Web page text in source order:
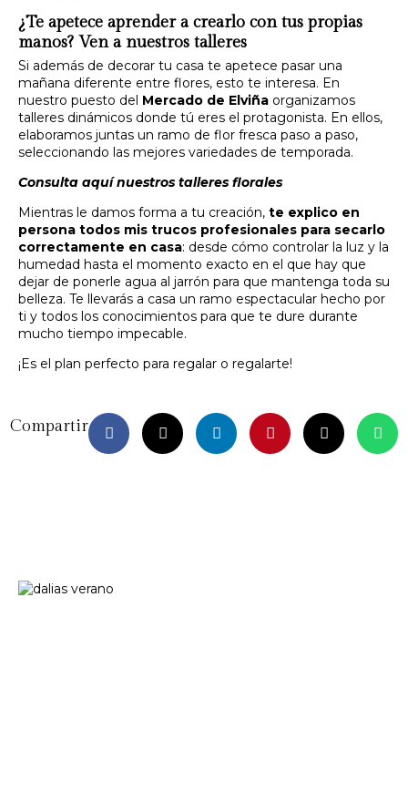
¿Te apetece aprender a crearlo con tus propias
manos? Ven a nuestros talleres
Si además de decorar tu casa te apetece pasar una
mañana diferente entre flores, esto te interesa. En
nuestro puesto del Mercado de Elviña organizamos
talleres dinámicos donde tú eres el protagonista. En ellos,
elaboramos juntas un ramo de flor fresca paso a paso,
seleccionando las mejores variedades de temporada.
Consulta aquí nuestros talleres florales
Mientras le damos forma a tu creación, te explico en
persona todos mis trucos profesionales para secarlo
correctamente en casa: desde cómo controlar la luz y la
humedad hasta el momento exacto en el que hay que
dejar de ponerle agua al jarrón para que mantenga toda su
belleza. Te llevarás a casa un ramo espectacular hecho por
ti y todos los conocimientos para que te dure durante
mucho tiempo impecable.
¡Es el plan perfecto para regalar o regalarte!
Compartir